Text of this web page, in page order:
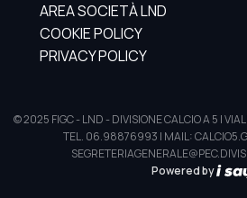
AREA SOCIETÀ LND
COOKIE POLICY
PRIVACY POLICY
© 2025 FIGC - LND - DIVISIONE CALCIO A 5 |
TEL. 06.98876993 | MAIL:
Powered by